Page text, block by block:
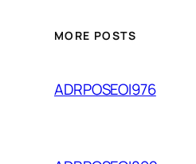
MORE POSTS
ADRPOSEOI976